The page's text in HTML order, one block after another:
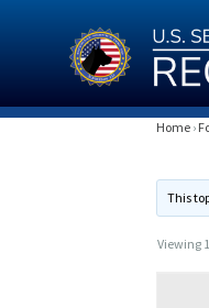
A
H
A
Home ›
This
Viewing